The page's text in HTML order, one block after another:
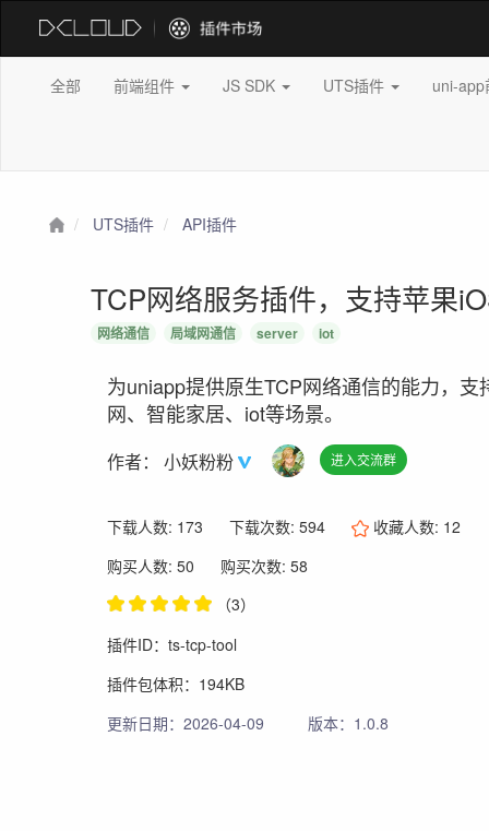
全部 前端组件 JS SDK UTS插件 uni-
UTS插件 API插件
TCP网络服务插件，支持苹果
网络通信 局域网通信 server iot
为uniapp提供原生TCP网络通信的能力，
网、智能家居、iot等场景。
作者：小妖粉粉 进入交流群
下载人数: 173 下载次数: 594 收藏人数: 12
购买人数: 50
购买次数: 58
（3）
插件ID：ts-tcp-tool
插件包体积：194KB
更新日期：2026-04-09
版本：1.0.8